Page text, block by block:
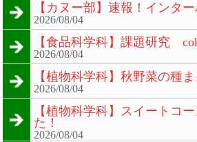
【カヌー部】速報！インタ
2026/08/04
【食品科学科】課題研究
2026/08/04
【植物科学科】秋野菜の種
2026/08/04
【植物科学科】スイートコ
た！
2026/08/04